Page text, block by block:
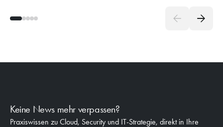
Keine News mehr verpassen?
Praxiswissen zu Cloud, Security und IT-Strategie, direkt in Ihre